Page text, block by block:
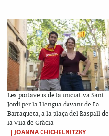
Les portaveus de la iniciativa Sant
Jordi per la Llengua davant de La
Barraqueta, a la plaça del Raspall de
la Vila de Gràcia
| JOANNA CHICHELNITZKY